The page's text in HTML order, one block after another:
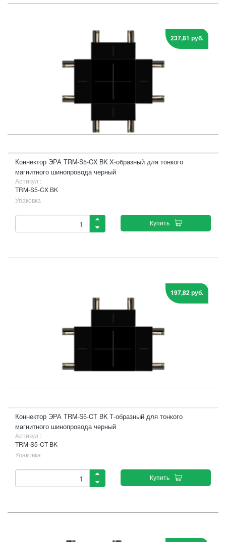
237,81 руб.
Коннектор ЭРА TRM-S5-CX BK Х-образный для тонкого
магнитного шинопровода черный
Артикул :
TRM-S5-CX BK
Упаковка
Купить
197,82 руб.
Коннектор ЭРА TRM-S5-CT BK Т-образный для тонкого
магнитного шинопровода черный
Артикул :
TRM-S5-CT BK
Упаковка
Купить